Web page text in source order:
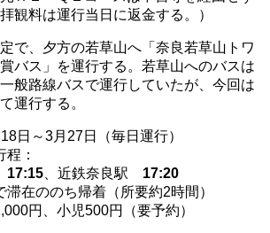
観料は運行当日に返金する。）
で、夕方の若草山へ「奈良若草山トワ
バス」を運行する。若草山へのバスは
般路線バスで運行していたが、今回は
運行する。
日～3月27日（毎日運行）
：
17:15 、近鉄奈良駅 17:20
滞在ののち帰着（所要約2時間）
円、小児500円（要予約）